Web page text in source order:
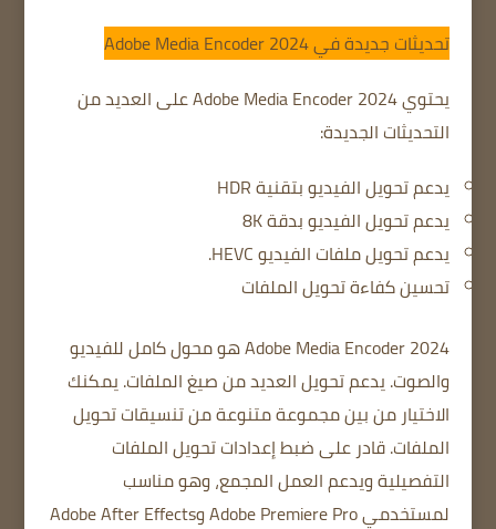
تحديثات جديدة في Adobe Media Encoder 2024
يحتوي Adobe Media Encoder 2024 على العديد من
التحديثات الجديدة:
يدعم تحويل الفيديو بتقنية HDR
يدعم تحويل الفيديو بدقة 8K
يدعم تحويل ملفات الفيديو HEVC.
تحسين كفاءة تحويل الملفات
Adobe Media Encoder 2024 هو محول كامل للفيديو
والصوت.يدعم تحويل العديد من صيغ الملفات.يمكنك
الاختيار من بين مجموعة متنوعة من تنسيقات تحويل
الملفات.قادر على ضبط إعدادات تحويل الملفات
التفصيليةويدعم العمل المجمع، وهو مناسب
لمستخدمي Adobe Premiere Pro وAdobe After Effects